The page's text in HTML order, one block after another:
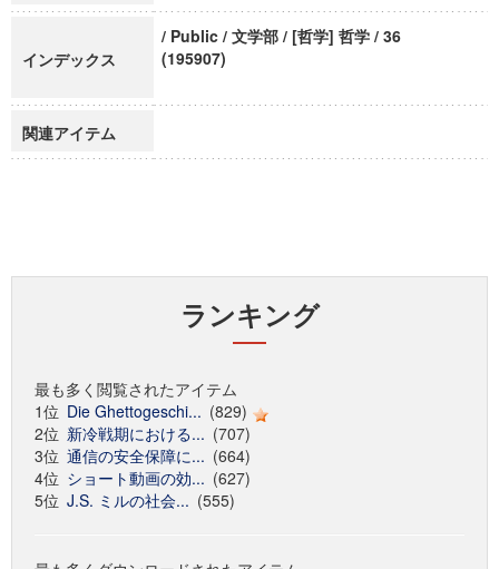
インデックス
/ Public / 文学部 / [哲学] 哲学 / 36
(195907)
関連アイテム
ランキング
最も多く閲覧されたアイテム
1位 Die Ghettogeschi... (829)
2位 新冷戦期における... (707)
3位 通信の安全保障に... (664)
4位 ショート動画の効... (627)
5位 J.S. ミルの社会... (555)